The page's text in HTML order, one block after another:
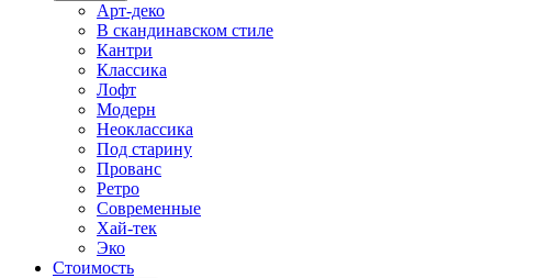
Арт-деко
В скандинавском стиле
Кантри
Классика
Лофт
Модерн
Неоклассика
Под старину
Прованс
Ретро
Современные
Хай-тек
Эко
Стоимость